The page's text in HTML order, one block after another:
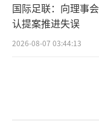
国际足联：向理事
认提案推进失误
2026-08-07 03:44:13